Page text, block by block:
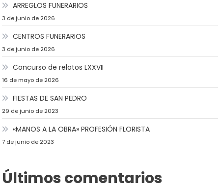
ARREGLOS FUNERARIOS
3 de junio de 2026
CENTROS FUNERARIOS
3 de junio de 2026
Concurso de relatos LXXVII
16 de mayo de 2026
FIESTAS DE SAN PEDRO
29 de junio de 2023
«MANOS A LA OBRA» PROFESIÓN FLORISTA
7 de junio de 2023
Últimos comentarios